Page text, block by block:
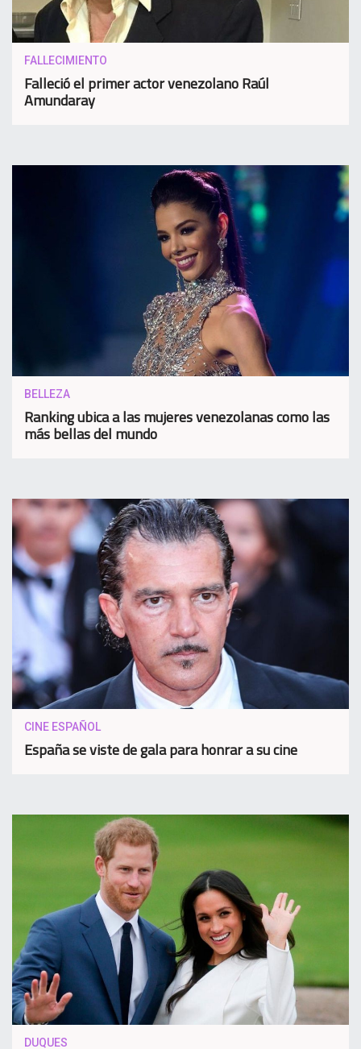
FALLECIMIENTO
Falleció el primer actor venezolano Raúl
Amundaray
BELLEZA
Ranking ubica a las mujeres venezolanas como las
más bellas del mundo
CINE ESPAÑOL
España se viste de gala para honrar a su cine
DUQUES